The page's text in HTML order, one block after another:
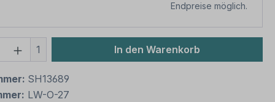
Endpreise möglich.
Anzahl: Gib den gewünschten Wert
1 In den Warenkorb
SH13689
LW-O-27